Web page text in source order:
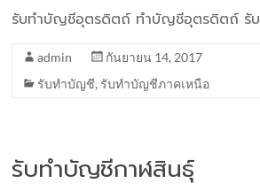
รับทำบัญชีอุตรดิตถ์ ทำบัญชีอุตรดิตถ์ รับ
admin
กันยายน 14, 2017
รับทำบัญชี, รับทำบัญชีภาคเหนือ
รับทำบัญชีกาฬสินธ์ุ